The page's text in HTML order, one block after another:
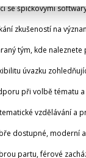
špičkovými
zkušeností na
tým, kde naleznete
úvazku
při volbě tématu a
vzdělávání a
dostupné, moderní a
partu, férové